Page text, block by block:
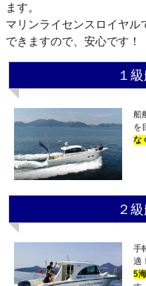
ます。
マリンライセンスロイヤル
できますので、安心です！
１
船
を
な
２
手
適
5